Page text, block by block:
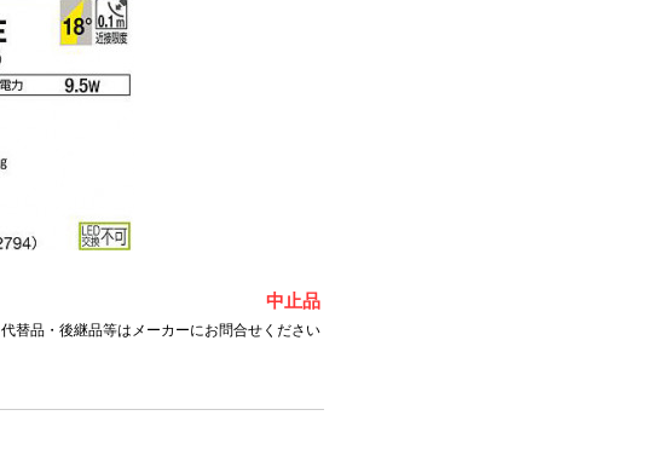
中止品
代替品・後継品等はメーカーにお問合せください